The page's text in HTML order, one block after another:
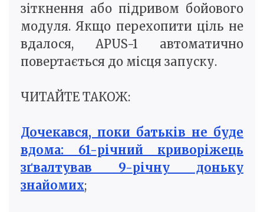
зіткнення або підривом бойового
модуля. Якщо перехопити ціль не
вдалося, APUS-1 автоматично
повертається до місця запуску.
ЧИТАЙТЕ ТАКОЖ:
Дочекався, поки батьків не буде
вдома: 61-річний криворіжець
зґвалтував 9-річну доньку
знайомих;